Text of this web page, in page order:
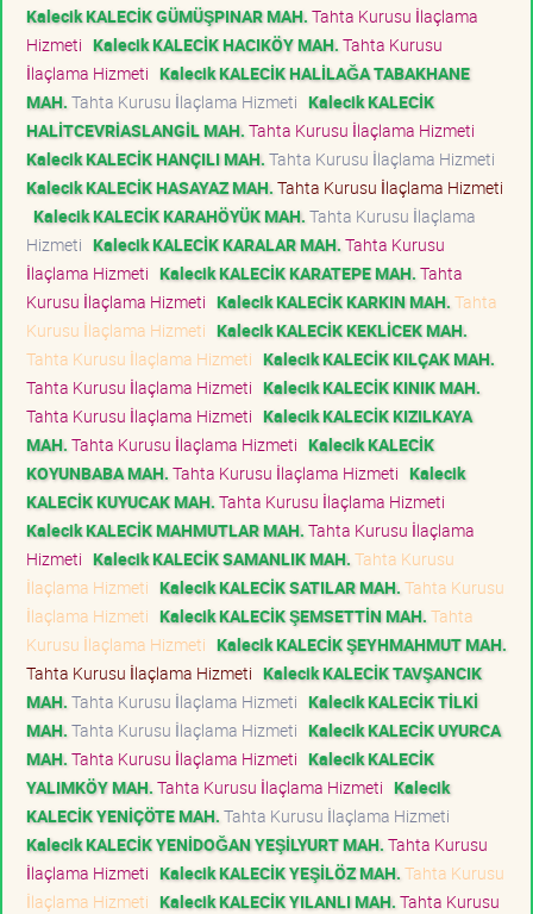
Kalecik KALECİK GÜMÜŞPINAR MAH. Tahta Kurusu İlaçlama
Hizmeti Kalecik KALECİK HACIKÖY MAH. Tahta Kurusu
İlaçlama Hizmeti Kalecik KALECİK HALİLAĞA TABAKHANE
MAH. Tahta Kurusu İlaçlama Hizmeti Kalecik KALECİK
HALİTCEVRİASLANGİL MAH. Tahta Kurusu İlaçlama Hizmeti
Kalecik KALECİK HANÇILI MAH. Tahta Kurusu İlaçlama Hizmeti
Kalecik KALECİK HASAYAZ MAH. Tahta Kurusu İlaçlama Hizmeti
Kalecik KALECİK KARAHÖYÜK MAH. Tahta Kurusu İlaçlama
Hizmeti Kalecik KALECİK KARALAR MAH. Tahta Kurusu
İlaçlama Hizmeti Kalecik KALECİK KARATEPE MAH. Tahta
Kurusu İlaçlama Hizmeti Kalecik KALECİK KARKIN MAH. Tahta
Kurusu İlaçlama Hizmeti Kalecik KALECİK KEKLİCEK MAH.
Tahta Kurusu İlaçlama Hizmeti Kalecik KALECİK KILÇAK MAH.
Tahta Kurusu İlaçlama Hizmeti Kalecik KALECİK KINIK MAH.
Tahta Kurusu İlaçlama Hizmeti Kalecik KALECİK KIZILKAYA
MAH. Tahta Kurusu İlaçlama Hizmeti Kalecik KALECİK
KOYUNBABA MAH. Tahta Kurusu İlaçlama Hizmeti Kalecik
KALECİK KUYUCAK MAH. Tahta Kurusu İlaçlama Hizmeti
Kalecik KALECİK MAHMUTLAR MAH. Tahta Kurusu İlaçlama
Hizmeti Kalecik KALECİK SAMANLIK MAH. Tahta Kurusu
İlaçlama Hizmeti Kalecik KALECİK SATILAR MAH. Tahta Kurusu
İlaçlama Hizmeti Kalecik KALECİK ŞEMSETTİN MAH. Tahta
Kurusu İlaçlama Hizmeti Kalecik KALECİK ŞEYHMAHMUT MAH.
Tahta Kurusu İlaçlama Hizmeti Kalecik KALECİK TAVŞANCIK
MAH. Tahta Kurusu İlaçlama Hizmeti Kalecik KALECİK TİLKİ
MAH. Tahta Kurusu İlaçlama Hizmeti Kalecik KALECİK UYURCA
MAH. Tahta Kurusu İlaçlama Hizmeti Kalecik KALECİK
YALIMKÖY MAH. Tahta Kurusu İlaçlama Hizmeti Kalecik
KALECİK YENİÇÖTE MAH. Tahta Kurusu İlaçlama Hizmeti
Kalecik KALECİK YENİDOĞAN YEŞİLYURT MAH. Tahta Kurusu
İlaçlama Hizmeti Kalecik KALECİK YEŞİLÖZ MAH. Tahta Kurusu
İlaçlama Hizmeti Kalecik KALECİK YILANLI MAH. Tahta Kurusu